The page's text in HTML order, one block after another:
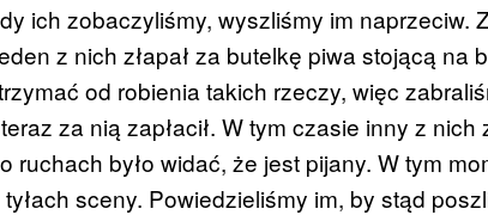
ich zobaczyliśmy, wyszliśmy im naprzeciw.
z nich złapał za butelkę piwa stojącą na
od robienia takich rzeczy, więc
za nią zapłacił. W tym czasie inny z
ruchach było widać, że jest pijany. W tym
sceny. Powiedzieliśmy im, by stąd